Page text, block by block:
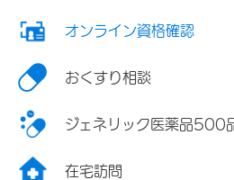
オンライン資格確認
おくすり相談
ジェネリック医薬品500
在宅訪問